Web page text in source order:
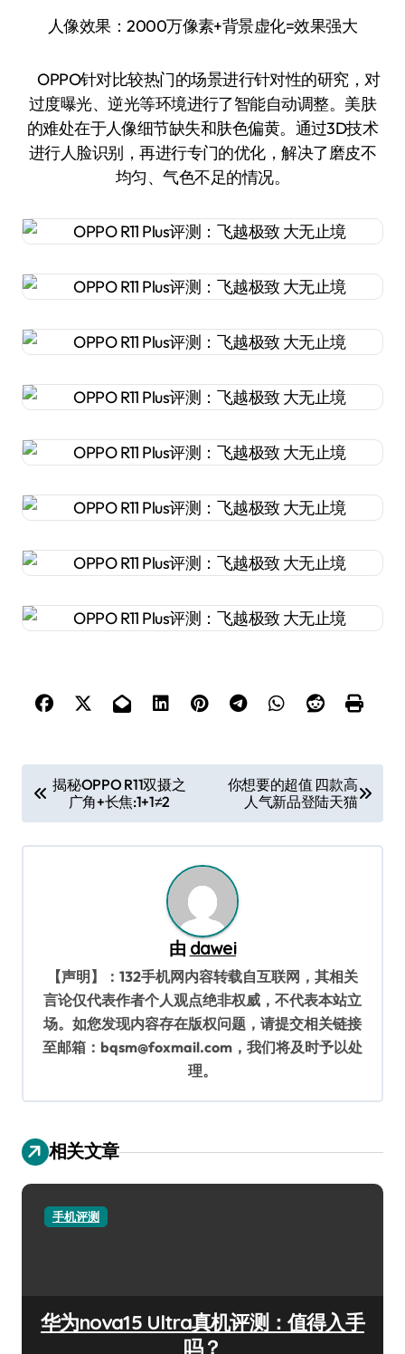
人像效果：2000万像素+背景虚化=效果强大
OPPO针对比较热门的场景进行针对性的研究，对
过度曝光、逆光等环境进行了智能自动调整。美肤
的难处在于人像细节缺失和肤色偏黄。通过3D技术
进行人脸识别，再进行专门的优化，解决了磨皮不
均匀、气色不足的情况。
章
导
揭秘OPPO R11双摄之
广角+长焦:1+1≠2
你想要的超值 四款高
人气新品登陆天猫
由 dawei
【声明】：132手机网内容转载自互联网，其相关
言论仅代表作者个人观点绝非权威，不代表本站立
场。如您发现内容存在版权问题，请提交相关链接
至邮箱：bqsm@foxmail.com，我们将及时予以处
理。
相关文章
手机评测
华为nova15 Ultra真机评测：值得入手
吗？